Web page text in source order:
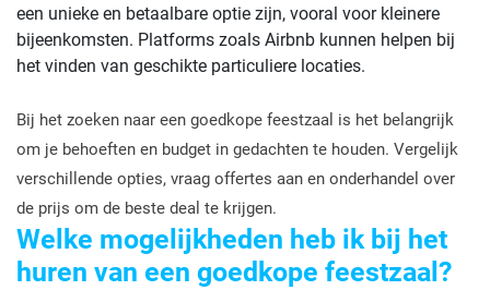
een unieke en betaalbare optie zijn, vooral voor kleinere
bijeenkomsten. Platforms zoals Airbnb kunnen helpen bij
het vinden van geschikte particuliere locaties.
Bij het zoeken naar een goedkope feestzaal is het belangrijk
om je behoeften en budget in gedachten te houden. Vergelijk
verschillende opties, vraag offertes aan en onderhandel over
de prijs om de beste deal te krijgen.
Welke mogelijkheden heb ik bij het
huren van een goedkope feestzaal?